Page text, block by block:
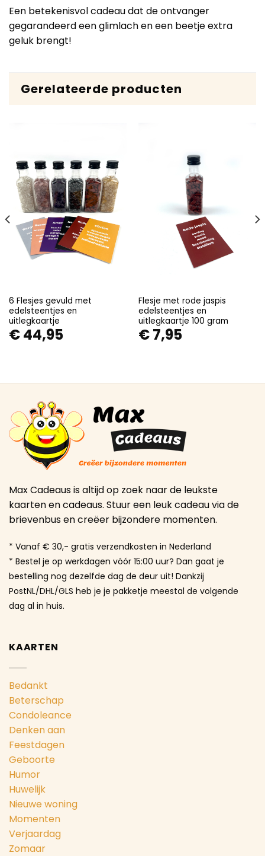
Een betekenisvol cadeau dat de ontvanger
gegarandeerd een glimlach en een beetje extra
geluk brengt!
Gerelateerde producten
6 Flesjes gevuld met
edelsteentjes en
uitlegkaartje
€44,95
Flesje met rode jaspis
edelsteentjes en
uitlegkaartje 100 gram
€7,95
Max Cadeaus is altijd op zoek naar de leukste
kaarten en cadeaus. Stuur een leuk cadeau via de
brievenbus en creëer bijzondere momenten.
* Vanaf € 30,- gratis verzendkosten in Nederland
* Bestel je op werkdagen vóór 15:00 uur? Dan gaat je
bestelling nog dezelfde dag de deur uit! Dankzij
PostNL/DHL/GLS heb je je pakketje meestal de volgende
dag al in huis.
KAARTEN
Bedankt
Beterschap
Condoleance
Denken aan
Feestdagen
Geboorte
Humor
Huwelijk
Nieuwe woning
Momenten
Verjaardag
Zomaar